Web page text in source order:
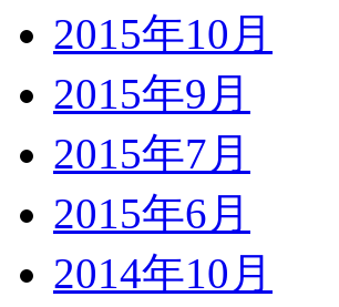
2015年10月
2015年9月
2015年7月
2015年6月
2014年10月